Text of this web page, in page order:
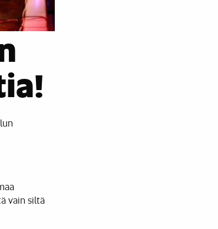
vain siltä